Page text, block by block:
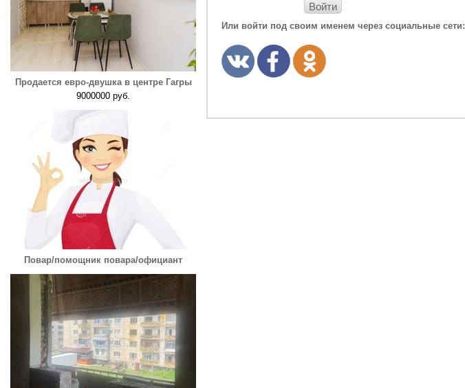
Продается евро-двушка в центре Гагры
9000000 руб.
Повар/помощник повара/официант
Войти
Или войти под своим именем через социальные сети: